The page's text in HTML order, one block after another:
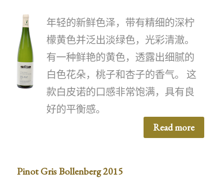
年轻的新鲜色泽，带有精细的深柠
檬黄色并泛出淡绿色，光彩清澈。
有一种鲜艳的黄色，透露出细腻的
白色花朵，桃子和杏子的香气。 这
款白皮诺的口感非常饱满，具有良
好的平衡感。
Read more
Pinot Gris Bollenberg 2015